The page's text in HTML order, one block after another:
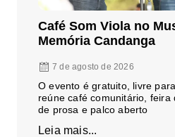
Café Som Viola no
Memória Candanga
7 de agosto de 2026
O evento é gratuito, livre
reúne café comunitário, feira
de prosa e palco aberto
Leia mais...